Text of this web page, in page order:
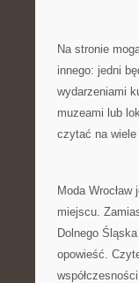
Na stronie
innego: jedni
wydarzeniami
muzeami lub
czytać na
Moda
miejscu.
Dolnego
opowieść.